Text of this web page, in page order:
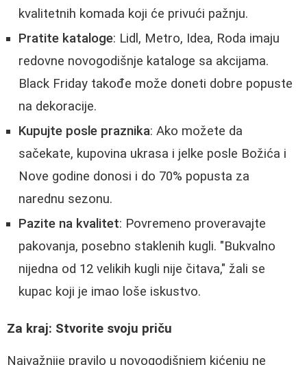
kvalitetnih komada koji će privući pažnju.
Pratite kataloge: Lidl, Metro, Idea, Roda imaju
redovne novogodišnje kataloge sa akcijama.
Black Friday takođe može doneti dobre popuste
na dekoracije.
Kupujte posle praznika: Ako možete da
sačekate, kupovina ukrasa i jelke posle Božića i
Nove godine donosi i do 70% popusta za
narednu sezonu.
Pazite na kvalitet: Povremeno proveravajte
pakovanja, posebno staklenih kugli. "Bukvalno
nijedna od 12 velikih kugli nije čitava," žali se
kupac koji je imao loše iskustvo.
Za kraj: Stvorite svoju priču
Najvažnije pravilo u novogodišnjem kićenju ne